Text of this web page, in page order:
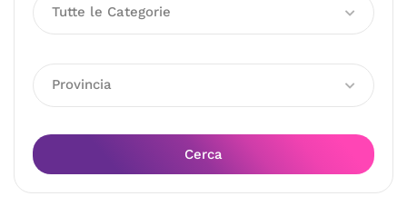
Tutte le Categorie
Provincia
Cerca